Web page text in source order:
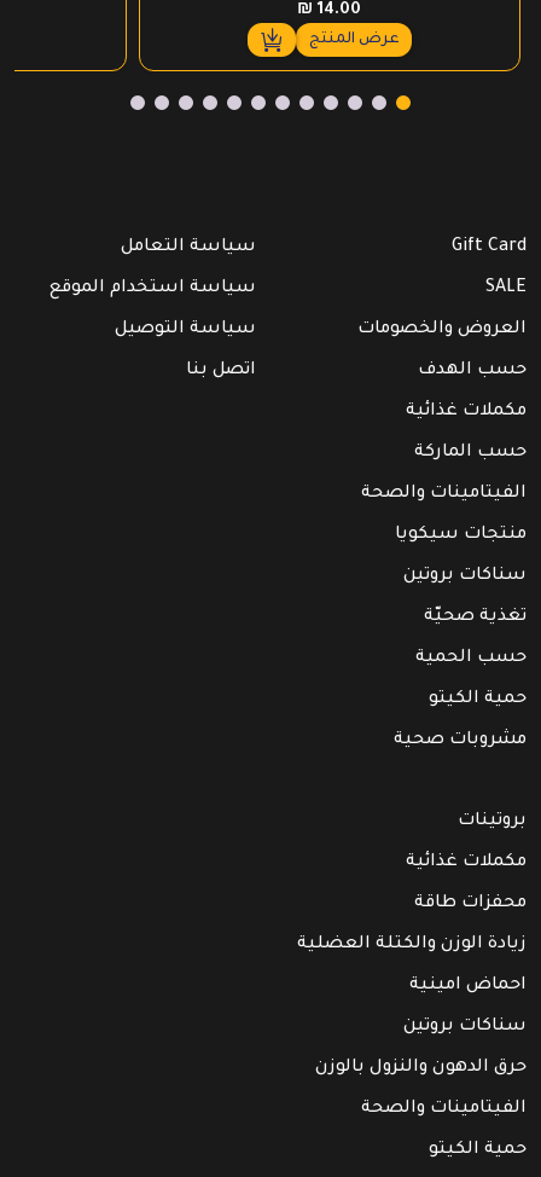
₪ 14.00
عرض المنتج
Gift Card
SALE
العروض والخصومات
حسب الهدف
مكملات غذائية
حسب الماركة
الفيتامينات والصحة
منتجات سيكويا
سناكات بروتين
تغذية صحيّة
حسب الحمية
حمية الكيتو
مشروبات صحية
سياسة التعامل
سياسة استخدام الموقع
سياسة التوصيل
اتصل بنا
بروتينات
مكملات غذائية
محفزات طاقة
زيادة الوزن والكتلة العضلية
احماض امينية
سناكات بروتين
حرق الدهون والنزول بالوزن
الفيتامينات والصحة
حمية الكيتو